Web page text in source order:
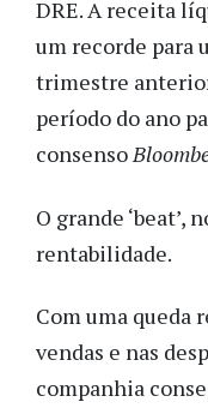
DRE. A receita
um recorde para
trimestre
período do ano
consenso
O grande ‘beat’,
rentabilidade.
Com uma queda
vendas e nas
companhia